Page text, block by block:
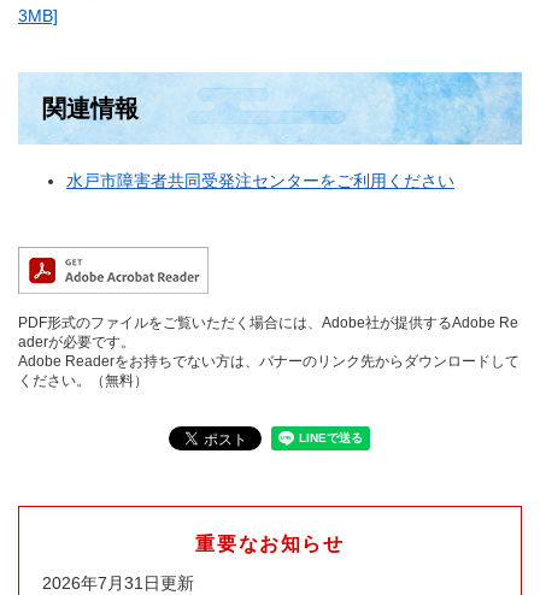
3MB]
関連情報
水戸市障害者共同受発注センターをご利用ください
PDF形式のファイルをご覧いただく場合には、Adobe社が提供するAdobe Re
aderが必要です。
Adobe Readerをお持ちでない方は、バナーのリンク先からダウンロードして
ください。（無料）
重要なお知らせ
2026年7月31日更新